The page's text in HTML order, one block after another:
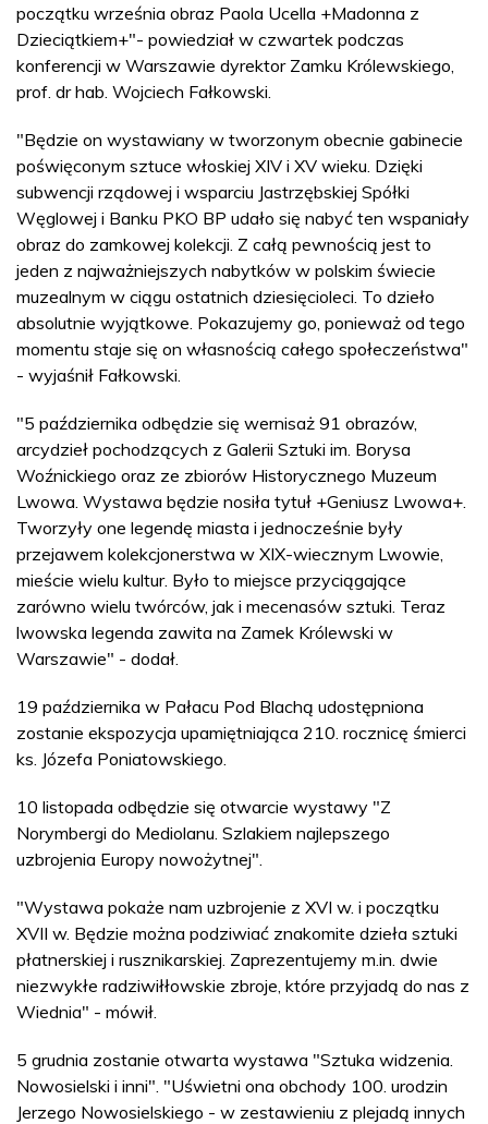
początku września obraz Paola Ucella +Madonna z
Dzieciątkiem+"- powiedział w czwartek podczas
konferencji w Warszawie dyrektor Zamku Królewskiego,
prof. dr hab. Wojciech Fałkowski.
"Będzie on wystawiany w tworzonym obecnie gabinecie
poświęconym sztuce włoskiej XIV i XV wieku. Dzięki
subwencji rządowej i wsparciu Jastrzębskiej Spółki
Węglowej i Banku PKO BP udało się nabyć ten wspaniały
obraz do zamkowej kolekcji. Z całą pewnością jest to
jeden z najważniejszych nabytków w polskim świecie
muzealnym w ciągu ostatnich dziesięcioleci. To dzieło
absolutnie wyjątkowe. Pokazujemy go, ponieważ od tego
momentu staje się on własnością całego społeczeństwa"
- wyjaśnił Fałkowski.
"5 października odbędzie się wernisaż 91 obrazów,
arcydzieł pochodzących z Galerii Sztuki im. Borysa
Woźnickiego oraz ze zbiorów Historycznego Muzeum
Lwowa. Wystawa będzie nosiła tytuł +Geniusz Lwowa+.
Tworzyły one legendę miasta i jednocześnie były
przejawem kolekcjonerstwa w XIX-wiecznym Lwowie,
mieście wielu kultur. Było to miejsce przyciągające
zarówno wielu twórców, jak i mecenasów sztuki. Teraz
lwowska legenda zawita na Zamek Królewski w
Warszawie" - dodał.
19 października w Pałacu Pod Blachą udostępniona
zostanie ekspozycja upamiętniająca 210. rocznicę śmierci
ks. Józefa Poniatowskiego.
10 listopada odbędzie się otwarcie wystawy "Z
Norymbergi do Mediolanu. Szlakiem najlepszego
uzbrojenia Europy nowożytnej".
"Wystawa pokaże nam uzbrojenie z XVI w. i początku
XVII w. Będzie można podziwiać znakomite dzieła sztuki
płatnerskiej i rusznikarskiej. Zaprezentujemy m.in. dwie
niezwykłe radziwiłłowskie zbroje, które przyjadą do nas z
Wiednia" - mówił.
5 grudnia zostanie otwarta wystawa "Sztuka widzenia.
Nowosielski i inni". "Uświetni ona obchody 100. urodzin
Jerzego Nowosielskiego - w zestawieniu z plejadą innych